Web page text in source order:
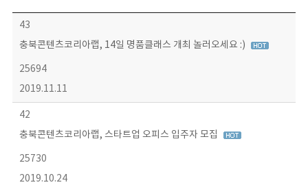
보도자료 목록 - 번호, 제목, 작성자, 파일, 조회수, 작성일 정보 제공
43
충북콘텐츠코리아랩, 14일 명품클래스 개최 놀러오세요 :)
25694
2019.11.11
42
충북콘텐츠코리아랩, 스타트업 오피스 입주자 모집
25730
2019.10.24